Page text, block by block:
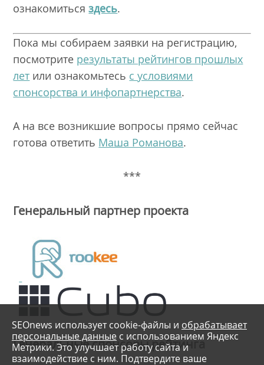
ознакомитьсяздесь.
Пока мы собираем заявки на регистрацию,
посмотрите результаты рейтингов прошлых
лет или ознакомьтесь с условиями
спонсорства и инфопартнерства.
А на все возникшие вопросы прямо сейчас
готова ответить Маша Романова.
***
Генеральный партнер проекта
Генеральные спонсоры рейтинга
SEOnews использует cookie-файлы и обрабатывает
персональные данные с использованием Яндекс
Метрики. Это улучшает работу сайта и
взаимодействие с ним. Подтвердите ваше